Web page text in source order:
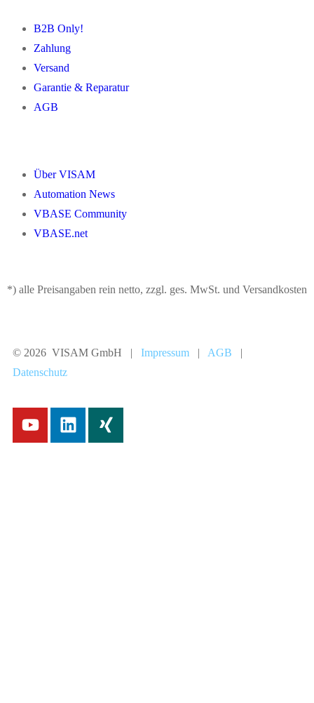
B2B Only!
Zahlung
Versand
Garantie & Reparatur
AGB
Über VISAM
Automation News
VBASE Community
VBASE.net
*) alle Preisangaben rein netto, zzgl. ges. MwSt. und Versandkosten
© 2026 VISAM GmbH | Impressum | AGB |
Datenschutz